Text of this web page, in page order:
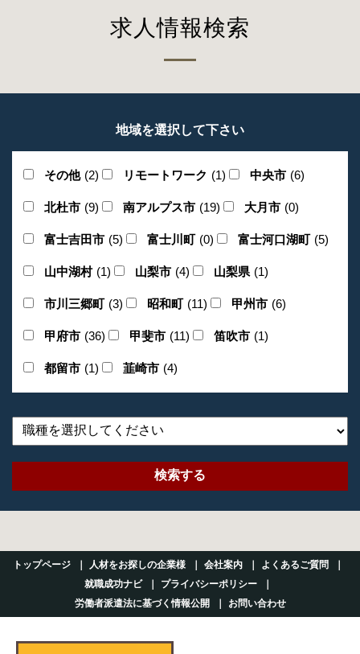
求人情報検索
地域を選択して下さい
その他 (2) リモートワーク (1) 中央市 (6)
北杜市 (9) 南アルプス市 (19) 大月市 (0)
富士吉田市 (5) 富士川町 (0) 富士河口湖町 (5)
山中湖村 (1) 山梨市 (4) 山梨県 (1)
市川三郷町 (3) 昭和町 (11) 甲州市 (6)
甲府市 (36) 甲斐市 (11) 笛吹市 (1)
都留市 (1) 韮崎市 (4)
トップページ 人材をお探しの企業様 会社案内
よくあるご質問
就職成功ナビ
プライバシーポリシー
労働者派遣法に基づく情報公開
お問い合わせ